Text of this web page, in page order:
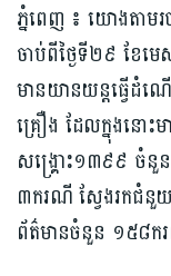
ភ្នំពេញ ៖ យោងតាម
ចាប់ពីថ្ងៃទី២៩ ខែម
មានយានយន្តធ្វើ
គ្រឿង ដែលក្នុងនោះម
សង្គ្រោះ១៣៩៩ ចំនួន
៣ករណី ស្វែងរកជំ
ព័ត៌មានចំនួន ១៥៨